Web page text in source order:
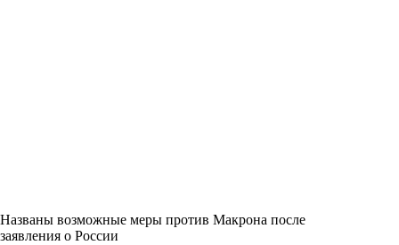
Названы возможные меры против Макрона после
заявления о России